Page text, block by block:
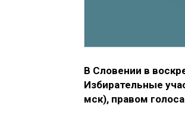
В Словении в
Избирательные
мск), правом